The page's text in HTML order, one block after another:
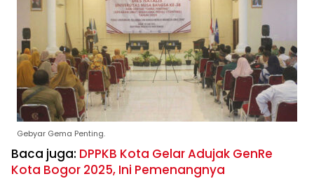
Gebyar Gema Penting.
Baca juga: DPPKB Kota Gelar Adujak GenRe
Kota Bogor 2025, Ini Pemenangnya